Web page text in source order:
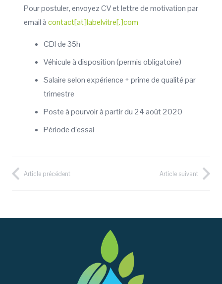
Pour postuler, envoyez CV et lettre de motivation par
email àcontact[at]labelvitre[.]com
CDI de 35h
Véhicule à disposition (permis obligatoire)
Salaire selon expérience + prime de qualité par
trimestre
Poste à pourvoir à partir du 24 août 2020
Période d’essai
Article précédent Article suivant